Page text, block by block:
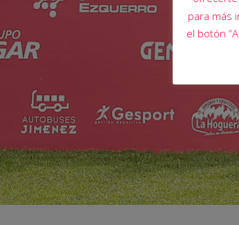
para más
el botón